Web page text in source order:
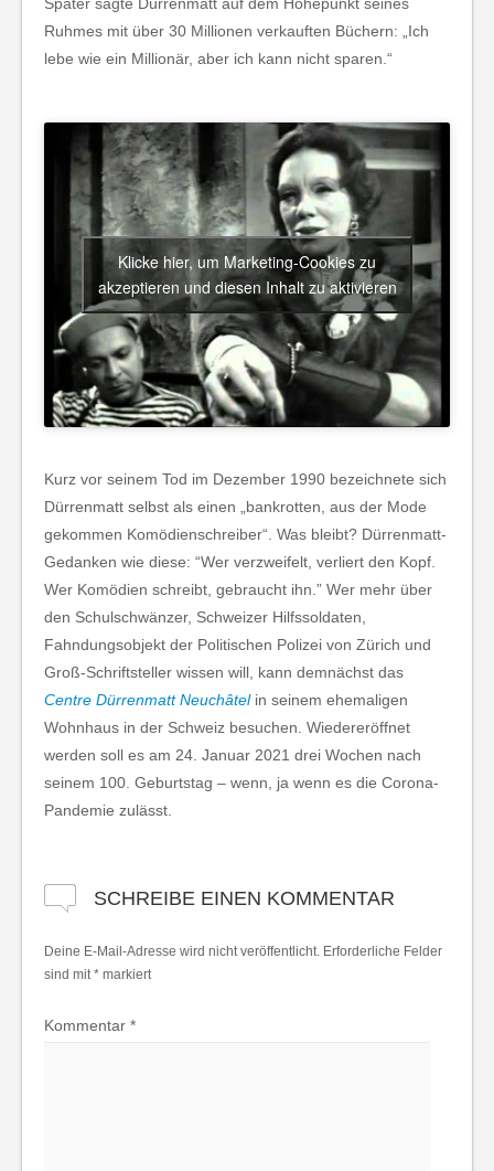
Später sagte Dürrenmatt auf dem Höhepunkt seines
Ruhmes mit über 30 Millionen verkauften Büchern: „Ich
lebe wie ein Millionär, aber ich kann nicht sparen.“
Klicke hier, um Marketing-Cookies zu
akzeptieren und diesen Inhalt zu aktivieren
Kurz vor seinem Tod im Dezember 1990 bezeichnete sich
Dürrenmatt selbst als einen „bankrotten, aus der Mode
gekommen Komödienschreiber“. Was bleibt? Dürrenmatt-
Gedanken wie diese: “Wer verzweifelt, verliert den Kopf.
Wer Komödien schreibt, gebraucht ihn.” Wer mehr über
den Schulschwänzer, Schweizer Hilfssoldaten,
Fahndungsobjekt der Politischen Polizei von Zürich und
Groß-Schriftsteller wissen will, kann demnächst das
Centre Dürrenmatt Neuchâtelin seinem ehemaligen
Wohnhaus in der Schweiz besuchen. Wiedereröffnet
werden soll es am 24. Januar 2021 drei Wochen nach
seinem 100. Geburtstag – wenn, ja wenn es die Corona-
Pandemie zulässt.
SCHREIBE EINEN KOMMENTAR
Deine E-Mail-Adresse wird nicht veröffentlicht. Erforderliche Felder
sind mit* markiert
Kommentar *